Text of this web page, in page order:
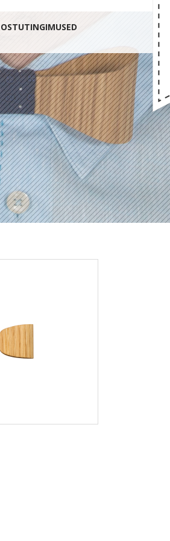
OSTUTINGIMUSED